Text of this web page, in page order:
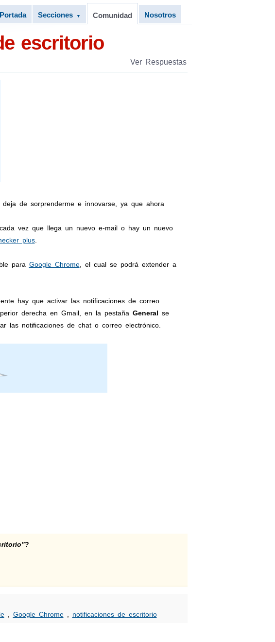
Portada Secciones ▼ Comunidad Nosotros
escritorio
Ver Respuestas
de sorprenderme e innovarse, ya que ahora
vez que llega un nuevo e-mail o hay un nuevo
plus.
para Google Chrome, el cual se podrá extender a
hay que activar las notificaciones de correo
derecha en Gmail, en la pestaña General se
las notificaciones de chat o correo electrónico.
?
, Google Chrome, notificaciones de escritorio